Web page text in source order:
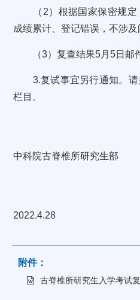
（2）根据国家保密规定
成绩累计、登记错误，不涉及
（3）复查结果5月5日邮件
3.复试事宜另行通知。请
栏目。
中科院古脊椎所研究生部
2022.4.28
附件：
古脊椎所研究生入学考试